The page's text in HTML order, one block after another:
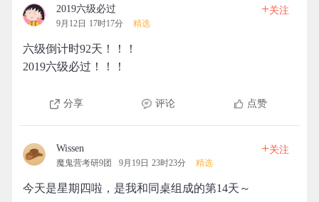
2019六级必过
9月12日 17时17分 精选
+关注
六级倒计时92天！！！
2019六级必过！！！
分享 评论 点赞
Wissen
魔鬼营考研9团 9月19日 23时23分 精选
+关注
今天是星期四啦，是我和同桌组成的第14天～